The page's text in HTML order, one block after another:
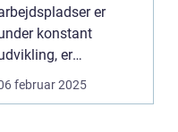
er
konstant
er
forståelsen af, hvordan
februar 2025